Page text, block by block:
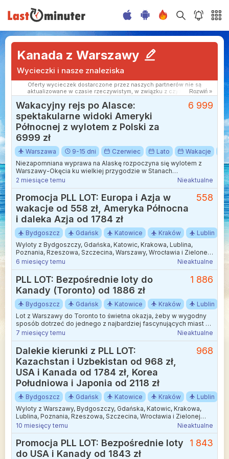
Kanada z Warszawy
Wycieczki i nasze znaleziska
Oferty wycieczek dostarczone przez naszych partnerów nie są
aktualizowane w czasie rzeczywistym, w związku z czym ceny i
dostępność ofert mogą się nieznacznie różnić od aktualnych.
Dokładamy wszelkich starań aby rozbieżności były jak najmniejsze.
Rozwiń »
Wakacyjny rejs po Alasce:
spektakularne widoki Ameryki
Północnej z wylotem z Polski za
6999 zł
6 999
Warszawa 9-15 dni Czerwiec Lato Wakacje
Niezapomniana wyprawa na Alaskę rozpoczyna się wylotem z
Warszawy-Okęcia ku wielkiej przygodzie w Stanach
Zjednoczonych.
2 miesiące temu Nieaktualne
Promocja PLL LOT: Europa i Azja w
wakacje od 558 zł, Ameryka Północna
i daleka Azja od 1784 zł
558
Bydgoszcz Gdańsk Katowice Kraków
Lublin
Wyloty z Bydgoszczy, Gdańska, Katowic, Krakowa, Lublina,
Poznania, Rzeszowa, Szczecina, Warszawy, Wrocławia i Zielonej
Góry. Dostępne terminy w zależności od trasy od 1 lutego do 31
października tego roku. Promocja potrwa do 14 stycznia lub do
wyczerpania puli biletów.
6 miesięcy temu Nieaktualne
PLL LOT: Bezpośrednie loty do
Kanady (Toronto) od 1886 zł
1 886
Bydgoszcz Gdańsk Katowice Kraków
Lublin
Lot z Warszawy do Toronto to świetna okazja, żeby w wygodny
sposób dotrzeć do jednego z najbardziej fascynujących miast w
Kanadzie. Podróż trwa nieco ponad 9 godzin i odbywa się bez
żadnych przesiadek, co sprawia, że całość jest szybka i
wygodna – idealna zarówno na dłuższą podróż, jak i city break.
7 miesięcy temu Nieaktualne
Dalekie kierunki z PLL LOT:
Kazachstan i Uzbekistan od 968 zł,
USA i Kanada od 1784 zł, Korea
Południowa i Japonia od 2118 zł
968
Bydgoszcz Gdańsk Katowice Kraków
Lublin
Wyloty z Warszawy, Bydgoszczy, Gdańska, Katowic, Krakowa,
Lublina, Poznania, Rzeszowa, Szczecina, Wrocławia i Zielonej
Góry. Dostępne wybrane terminy od 1 listopada 2025 do 28 marca
2026 roku. Promocja potrwa do 17 września lub do wyczerpania
puli biletów.
10 miesięcy temu Nieaktualne
Promocja PLL LOT: Bezpośrednie loty
do USA i Kanady od 1843 zł
1 843